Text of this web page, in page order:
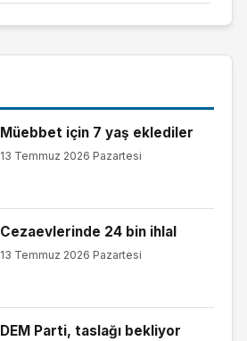
Müebbet için 7 yaş eklediler
13 Temmuz 2026 Pazartesi
Cezaevlerinde 24 bin ihlal
13 Temmuz 2026 Pazartesi
DEM Parti, taslağı bekliyor